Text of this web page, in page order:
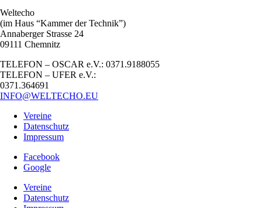
Weltecho
(im Haus “Kammer der Technik”)
Annaberger Strasse 24
09111 Chemnitz
TELEFON – OSCAR e.V.: 0371.9188055
TELEFON – UFER e.V.:
0371.364691
INFO@WELTECHO.EU
Vereine
Datenschutz
Impressum
Facebook
Google
Vereine
Datenschutz